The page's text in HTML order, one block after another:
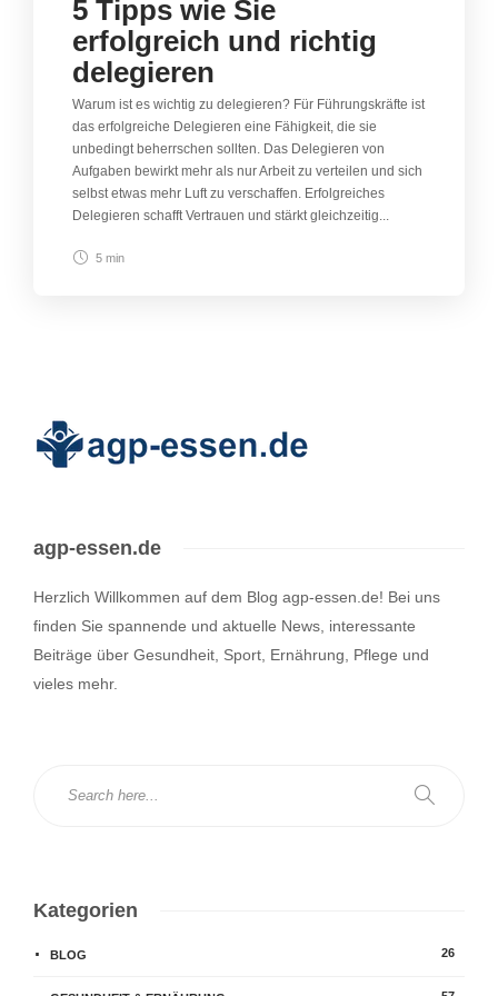
5 Tipps wie Sie
erfolgreich und richtig
delegieren
Warum ist es wichtig zu delegieren? Für Führungskräfte ist
das erfolgreiche Delegieren eine Fähigkeit, die sie
unbedingt beherrschen sollten. Das Delegieren von
Aufgaben bewirkt mehr als nur Arbeit zu verteilen und sich
selbst etwas mehr Luft zu verschaffen. Erfolgreiches
Delegieren schafft Vertrauen und stärkt gleichzeitig...
5 min
agp-essen.de
Herzlich Willkommen auf dem Blog agp-essen.de! Bei uns
finden Sie spannende und aktuelle News, interessante
Beiträge über Gesundheit, Sport, Ernährung, Pflege und
vieles mehr.
Kategorien
BLOG 26